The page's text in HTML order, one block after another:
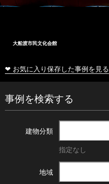
大船渡市民文化会館
❤ お気に入り保存した事例を見る
事例を検索する
建物分類
指定なし
地域